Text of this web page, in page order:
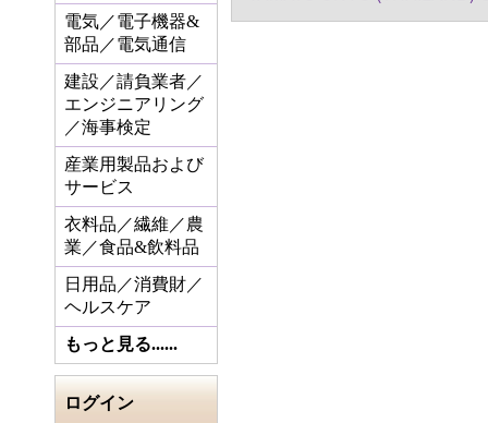
電気／電子機器&
部品／電気通信
建設／請負業者／
エンジニアリング
／海事検定
産業用製品および
サービス
衣料品／繊維／農
業／食品&飲料品
日用品／消費財／
ヘルスケア
もっと見る......
ログイン